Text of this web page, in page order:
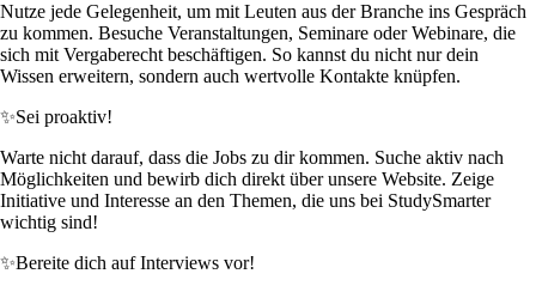
Nutze jede Gelegenheit, um mit Leuten aus der Branche ins Gespräch
zu kommen. Besuche Veranstaltungen, Seminare oder Webinare, die
sich mit Vergaberecht beschäftigen. So kannst du nicht nur dein
Wissen erweitern, sondern auch wertvolle Kontakte knüpfen.
✨Sei proaktiv!
Warte nicht darauf, dass die Jobs zu dir kommen. Suche aktiv nach
Möglichkeiten und bewirb dich direkt über unsere Website. Zeige
Initiative und Interesse an den Themen, die uns bei StudySmarter
wichtig sind!
✨Bereite dich auf Interviews vor!